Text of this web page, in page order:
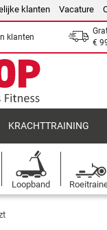
klanten Vacature
klanten
€
KRACHTTRAINING
Loopband